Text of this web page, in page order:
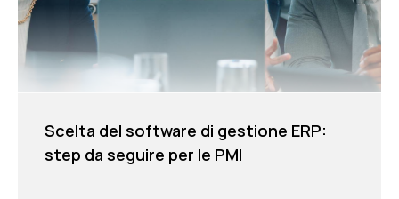
Scelta del software di gestione ERP:
step da seguire per le PMI